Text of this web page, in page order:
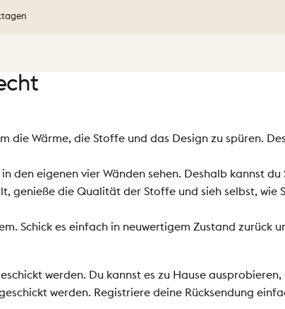
die Wärme, die Stoffe und das Design zu spüren.
den eigenen vier Wänden sehen. Deshalb kannst du
genieße die Qualität der Stoffe und sieh selbst, wie
Schick es einfach in neuwertigem Zustand zurück
werden. Du kannst es zu Hause
werden. Registriere deine Rücksendung